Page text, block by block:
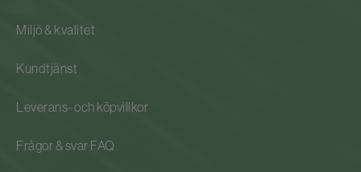
Miljö & kvalitet
Kundtjänst
Leverans- och köpvillkor
Frågor & svar FAQ